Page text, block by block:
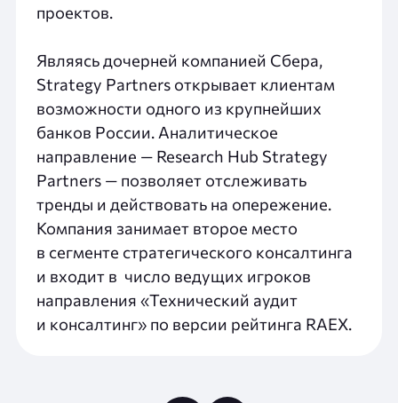
проектов.
Являясь дочерней компанией Сбера,
Strategy Partners открывает клиентам
возможности одного из крупнейших
банков России. Аналитическое
направление — Research Hub Strategy
Partners — позволяет отслеживать
тренды и действовать на опережение.
Компания занимает второе место
в сегменте стратегического консалтинга
и входит в число ведущих игроков
направления «Технический аудит
и консалтинг» по версии рейтинга RAEX.